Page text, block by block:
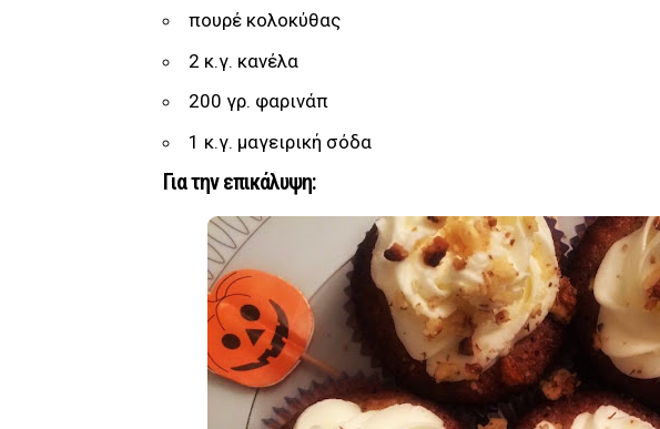
πουρέ κολοκύθας
2 κ.γ. κανέλα
200 γρ. φαρινάπ
1 κ.γ. μαγειρική σόδα
Για την επικάλυψη: